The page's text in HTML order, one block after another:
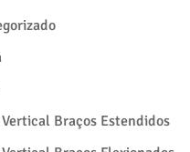
Vertical Braços Estendidos